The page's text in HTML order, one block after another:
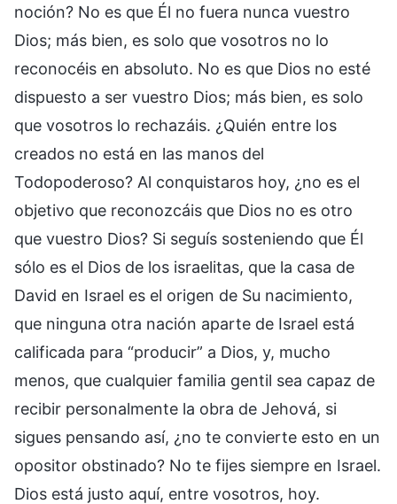
noción? No es que Él no fuera nunca vuestro
Dios; más bien, es solo que vosotros no lo
reconocéis en absoluto. No es que Dios no esté
dispuesto a ser vuestro Dios; más bien, es solo
que vosotros lo rechazáis. ¿Quién entre los
creados no está en las manos del
Todopoderoso? Al conquistaros hoy, ¿no es el
objetivo que reconozcáis que Dios no es otro
que vuestro Dios? Si seguís sosteniendo que Él
sólo es el Dios de los israelitas, que la casa de
David en Israel es el origen de Su nacimiento,
que ninguna otra nación aparte de Israel está
calificada para “producir” a Dios, y, mucho
menos, que cualquier familia gentil sea capaz de
recibir personalmente la obra de Jehová, si
sigues pensando así, ¿no te convierte esto en un
opositor obstinado? No te fijes siempre en Israel.
Dios está justo aquí, entre vosotros, hoy.